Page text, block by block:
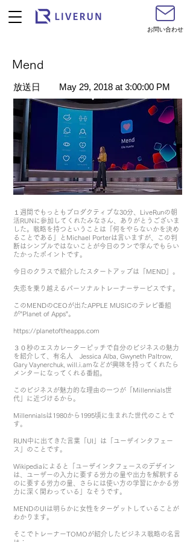
お問い合わせ
Mend
​放送日 May 29, 2018 at 3:00:00 PM
１週間でもっともプロダクティブな30分、LiveRunの朝
活RUNに参加してくれたみなさん、ありがとうございま
した。戦略を持つということは「何をやらないかを決め
ることである」とMichael Porterは言いますが、この判
断はシンプルではないことが今日のランで学んでもらい
たかったポイントです。
今日のクラスで紹介したスタートアップは「MEND」。
失恋を乗り越えるパーソナルトレーナーサービスです。
このMENDのCEOが出たAPPLE MUSICのテレビ番組
が”Planet of Apps”。
https://planetoftheapps.com
３０秒のエスカレーターピッチで自分のビジネスの魅力
を紹介して、有名人 Jessica Alba, Gwyneth Paltrow,
Gary Vaynerchuk, will.i.amなどが興味を持ってくれたら
メンターになってくれる番組。
このビジネスが魅力的な理由の一つが「Millennials世
代」に近づけるから。
Millennialsは1980から1995頃に生まれた世代のことで
す。
RUN中に出てきた言葉「UI」は「ユーザインタフェー
ス」のことです。
Wikipediaによると「ユーザインタフェースのデザイン
は、ユーザーの入力に要する労力の量や出力を解釈する
のに要する労力の量、さらには使い方の学習にかかる労
力に深く関わっている」なそうです。
MENDのUIは明らかに女性をターゲットしていることが
わかります。
そこでトレーナーTOMOが紹介したビジネス戦略の名言